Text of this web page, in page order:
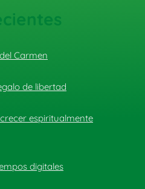
Carmen
de libertad
espiritualmente
digitales